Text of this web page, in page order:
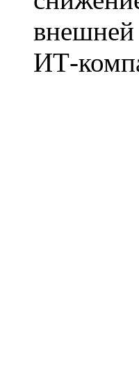
ИТ-